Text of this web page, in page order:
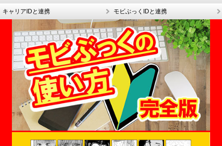
キャリアIDと連携 モビぶっくIDと連携